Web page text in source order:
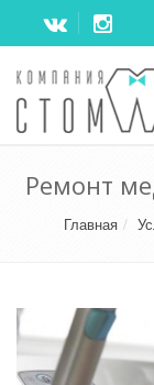
Ремонт
Главная